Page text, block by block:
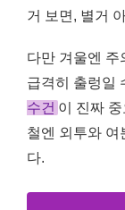
거 보면, 별거
다만 겨울엔 주
급격히 출렁일
수건 이 진짜
철엔 외투와 여
다.